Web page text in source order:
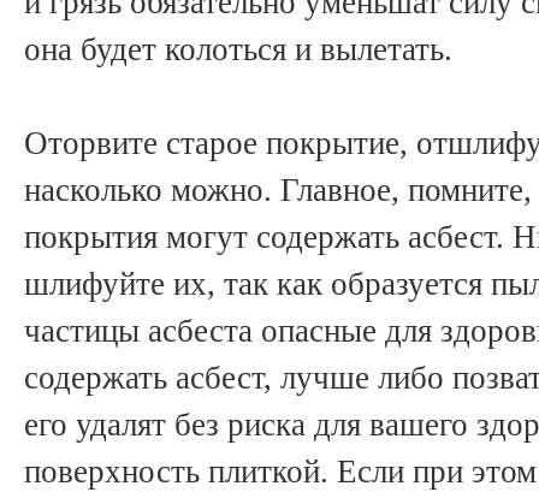
она будет колоться и вылетать.
Оторвите старое покрытие,
насколько можно. Главное,
покрытия могут содержать асбест.
шлифуйте их, так как образуется
частицы асбеста опасные для
содержать асбест, лучше либо
его удалят без риска для вашего
поверхность плиткой. Если при